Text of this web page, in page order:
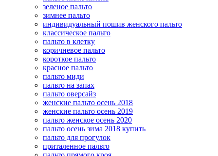
зеленое пальто
зимнее пальто
индивидуальный пошив женского пальто
классическое пальто
пальто в клетку
коричневое пальто
короткое пальто
красное пальто
пальто миди
пальто на запах
пальто оверсайз
женские пальто осень 2018
женские пальто осень 2019
пальто женское осень 2020
пальто осень зима 2018 купить
пальто для прогулок
приталенное пальто